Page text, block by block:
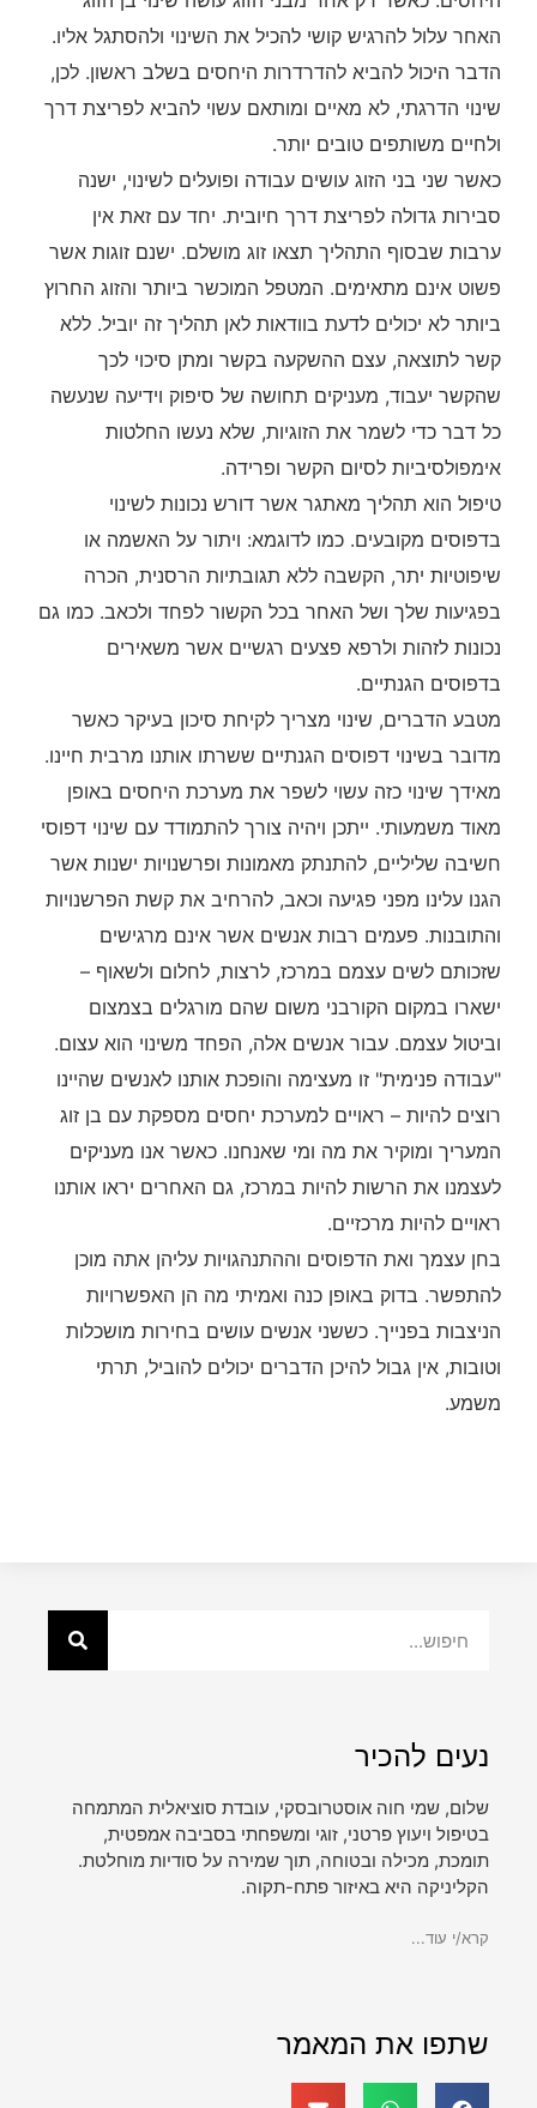
האחר עלול להרגיש קושי להכיל את השינוי ולהסתגל אליו.
הדבר היכול להביא להדרדרות היחסים בשלב ראשון. לכן,
שינוי הדרגתי, לא מאיים ומותאם עשוי להביא לפריצת דרך
ולחיים משותפים טובים יותר.
כאשר שני בני הזוג עושים עבודה ופועלים לשינוי, ישנה
סבירות גדולה לפריצת דרך חיובית. יחד עם זאת אין
ערבות שבסוף התהליך תצאו זוג מושלם. ישנם זוגות אשר
פשוט אינם מתאימים. המטפל המוכשר ביותר והזוג החרוץ
ביותר לא יכולים לדעת בוודאות לאן תהליך זה יוביל. ללא
קשר לתוצאה, עצם ההשקעה בקשר ומתן סיכוי לכך
שהקשר יעבוד, מעניקים תחושה של סיפוק וידיעה שנעשה
כל דבר כדי לשמר את הזוגיות, שלא נעשו החלטות
אימפולסיביות לסיום הקשר ופרידה.
טיפול הוא תהליך מאתגר אשר דורש נכונות לשינוי
בדפוסים מקובעים. כמו לדוגמא: ויתור על האשמה או
שיפוטיות יתר, הקשבה ללא תגובתיות הרסנית, הכרה
בפגיעות שלך ושל האחר בכל הקשור לפחד ולכאב. כמו גם
נכונות לזהות ולרפא פצעים רגשיים אשר משאירים
בדפוסים הגנתיים.
מטבע הדברים, שינוי מצריך לקיחת סיכון בעיקר כאשר
מדובר בשינוי דפוסים הגנתיים ששרתו אותנו מרבית חיינו.
מאידך שינוי כזה עשוי לשפר את מערכת היחסים באופן
מאוד משמעותי. ייתכן ויהיה צורך להתמודד עם שינוי דפוסי
חשיבה שליליים, להתנתק מאמונות ופרשנויות ישנות אשר
הגנו עלינו מפני פגיעה וכאב, להרחיב את קשת הפרשנויות
והתובנות. פעמים רבות אנשים אשר אינם מרגישים
שזכותם לשים עצמם במרכז, לרצות, לחלום ולשאוף –
ישארו במקום הקורבני משום שהם מורגלים בצמצום
וביטול עצמם. עבור אנשים אלה, הפחד משינוי הוא עצום.
"עבודה פנימית" זו מעצימה והופכת אותנו לאנשים שהיינו
רוצים להיות – ראויים למערכת יחסים מספקת עם בן זוג
המעריך ומוקיר את מה ומי שאנחנו. כאשר אנו מעניקים
לעצמנו את הרשות להיות במרכז, גם האחרים יראו אותנו
ראויים להיות מרכזיים.
בחן עצמך ואת הדפוסים וההתנהגויות עליהן אתה מוכן
להתפשר. בדוק באופן כנה ואמיתי מה הן האפשרויות
הניצבות בפנייך. כששני אנשים עושים בחירות מושכלות
וטובות, אין גבול להיכן הדברים יכולים להוביל, תרתי
משמע.
נעים להכיר
שלום, שמי חוה אוסטרובסקי, עובדת סוציאלית המתמחה
בטיפול ויעוץ פרטני, זוגי ומשפחתי בסביבה אמפטית,
תומכת, מכילה ובטוחה, תוך שמירה על סודיות מוחלטת.
הקליניקה היא באיזור פתח-תקוה.
קרא/י עוד...
שתפו את המאמר